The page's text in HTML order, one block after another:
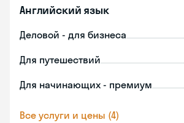
Английский язык
Деловой - для бизнеса
Для путешествий
Для начинающих - премиум
Все услуги и цены (4)